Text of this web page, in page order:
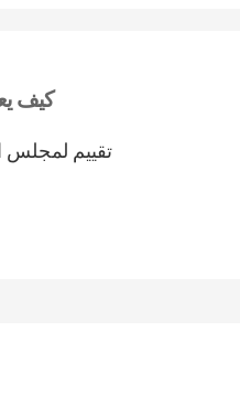
كيف
تقييم لمجلس